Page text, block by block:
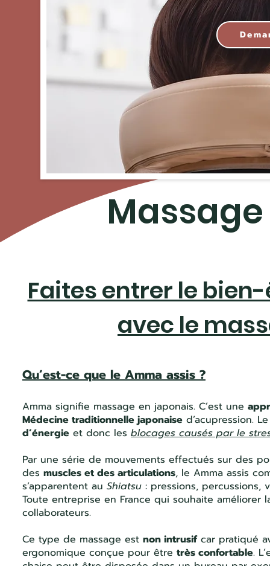
Faites entrer le
avec le
Qu’est-ce que le Amma assis ?
Amma signifie massage en japonais. C’est une
Médecine traditionnelle japonaise d’acupression.
d’énergie et donc les blocages causés par le
Par une série de mouvements effectués sur des
des muscles et des articulations, le Amma assis
s’apparentent au Shiatsu : pressions, percussions,
Toute entreprise en France qui souhaite améliorer
collaborateurs.
Ce type de massage est non intrusifcar pratiqué
ergonomique conçue pour être très confortable.